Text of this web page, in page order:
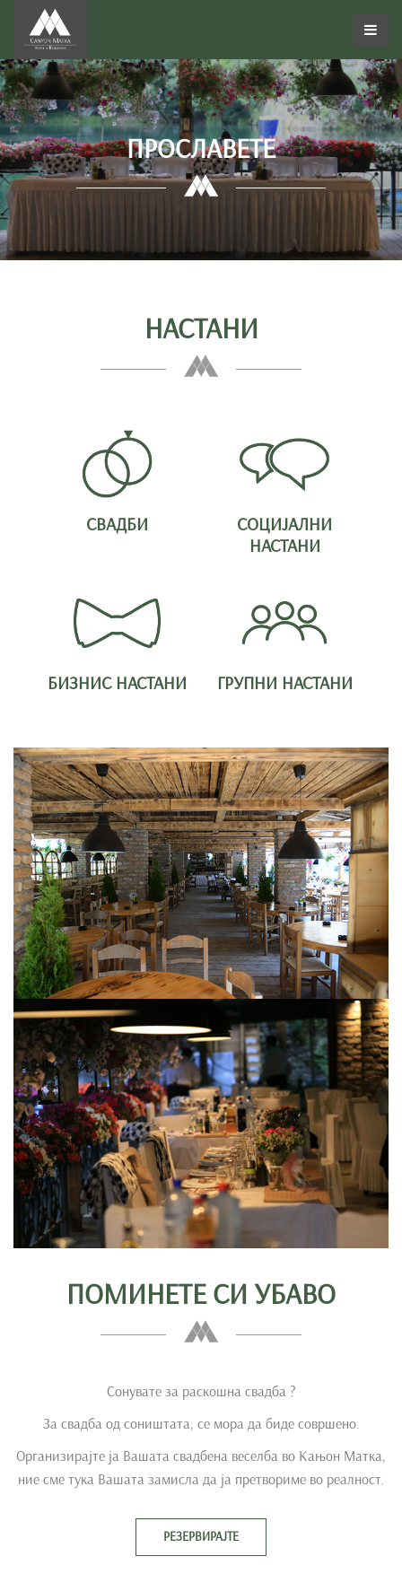
ПРОСЛАВЕТЕ
НАСТАНИ
СВАДБИ
СОЦИЈАЛНИ
НАСТАНИ
БИЗНИС НАСТАНИ ГРУПНИ НАСТАНИ
ПОМИНЕТЕ СИ УБАВО
Сонувате за раскошна свадба ?
За свадба од соништата, се мора да биде совршено.
Организирајте ја Вашата свадбена веселба во Кањон Матка,
ние сме тука Вашата замисла да ја претвориме во реалност.
РЕЗЕРВИРАЈТЕ